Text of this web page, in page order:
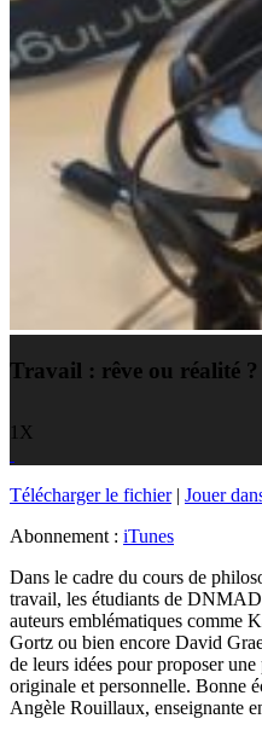
Travail : rêve ou réalité ?
1X
Télécharger le fichier| Jouer
Abonnement : iTunes
Dans le cadre du cours de
travail, les étudiants de
auteurs emblématiques comme
Gortz ou bien encore David
de leurs idées pour proposer
originale et personnelle. Bonne
Angèle Rouillaux, enseignante